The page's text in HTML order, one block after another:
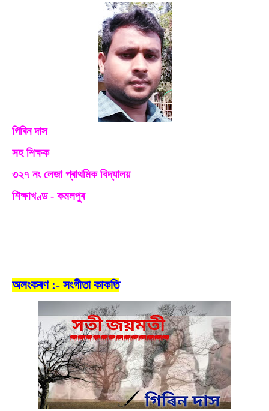
গিৰিন দাস
সহ শিক্ষক
৩২৭ নং লেজা প্ৰাথমিক বিদ্যালয়
শিক্ষাখণ্ড - কমলপুৰ
অলংকৰণ :- সংগীতা কাকতি